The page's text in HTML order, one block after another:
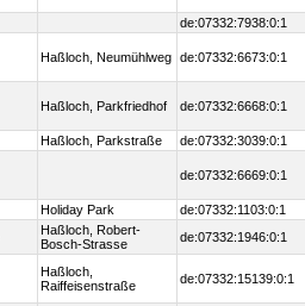
de:07332:7938:0:1
Haßloch, Neumühlweg de:07332:6673:0:1
Haßloch, Parkfriedhof de:07332:6668:0:1
Haßloch, Parkstraße de:07332:3039:0:1
de:07332:6669:0:1
Holiday Park
de:07332:1103:0:1
Haßloch, Robert-
Bosch-Strasse
de:07332:1946:0:1
Haßloch,
Raiffeisenstraße
de:07332:15139:0:1